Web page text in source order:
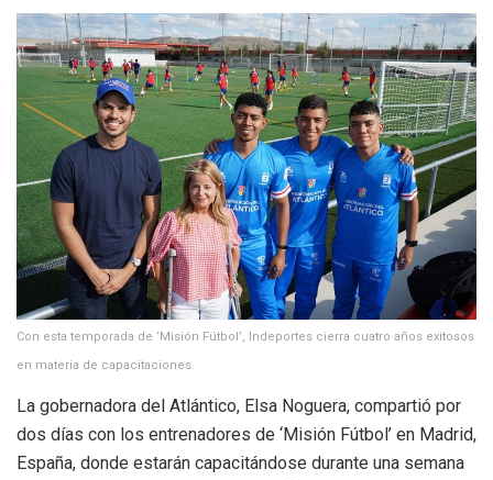
Con esta temporada de ‘Misión Fútbol’, Indeportes cierra cuatro años exitosos
en materia de capacitaciones.
La gobernadora del Atlántico, Elsa Noguera, compartió por
dos días con los entrenadores de ‘Misión Fútbol’ en Madrid,
España, donde estarán capacitándose durante una semana